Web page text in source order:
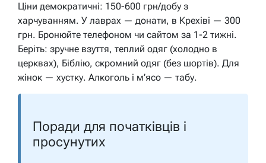
Ціни демократичні: 150-600 грн/добу з
харчуванням. У лаврах — донати, в Крехіві — 300
грн. Бронюйте телефоном чи сайтом за 1-2 тижні.
Беріть: зручне взуття, теплий одяг (холодно в
церквах), Біблію, скромний одяг (без шортів). Для
жінок — хустку. Алкоголь і м’ясо — табу.
Поради для початківців і
просунутих